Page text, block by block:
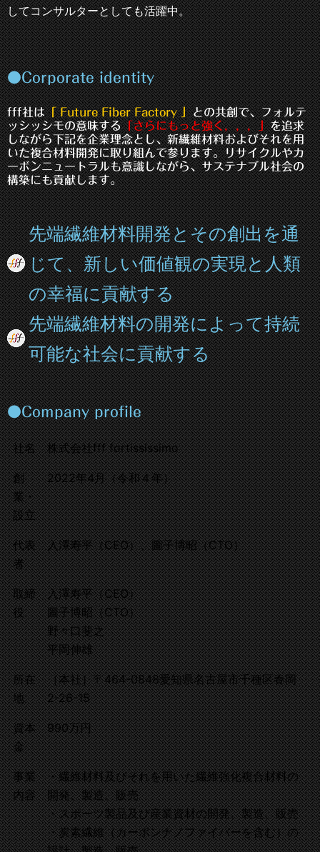
してコンサルターとしても活躍中。
●Corporate identity
fff社は「 Future Fiber Factory 」との共創で、フォルテ
ッシッシモの意味する「さらにもっと強く，，，」を追求
しながら下記を企業理念とし、新繊維材料およびそれを用
いた複合材料開発に取り組んで参ります。リサイクルやカ
ーボンニュートラルも意識しながら、サステナブル社会の
構築にも貢献します。
先端繊維材料開発とその創出を通
じて、新しい価値観の実現と人類
の幸福に貢献する
先端繊維材料の開発によって持続
可能な社会に貢献する
●Company profile
社名 株式会社fff fortississimo
創
業・
設立
2022年4月（令和４年）
代表
者
入澤寿平（CEO）、圖子博昭（CTO）
取締
役
入澤寿平（CEO）
圖子博昭（CTO）
野々口斐之
平岡伸雄
所在
地
［本社］〒464-0848 愛知県名古屋市千種区春岡
2-26-15
資本
金
990万円
事業
内容
・繊維材料及びそれを用いた繊維強化複合材料の
開発、製造、販売
・スポーツ製品及び産業資材の開発、製造、販売
・炭素繊維（カーボンナノファイバーを含む）の